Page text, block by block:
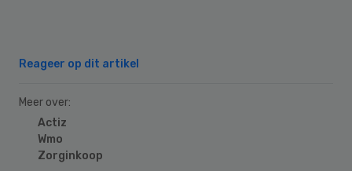
Reageer op dit artikel
Meer over:
Actiz
Wmo
Zorginkoop